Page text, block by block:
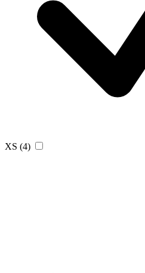
XS (4)